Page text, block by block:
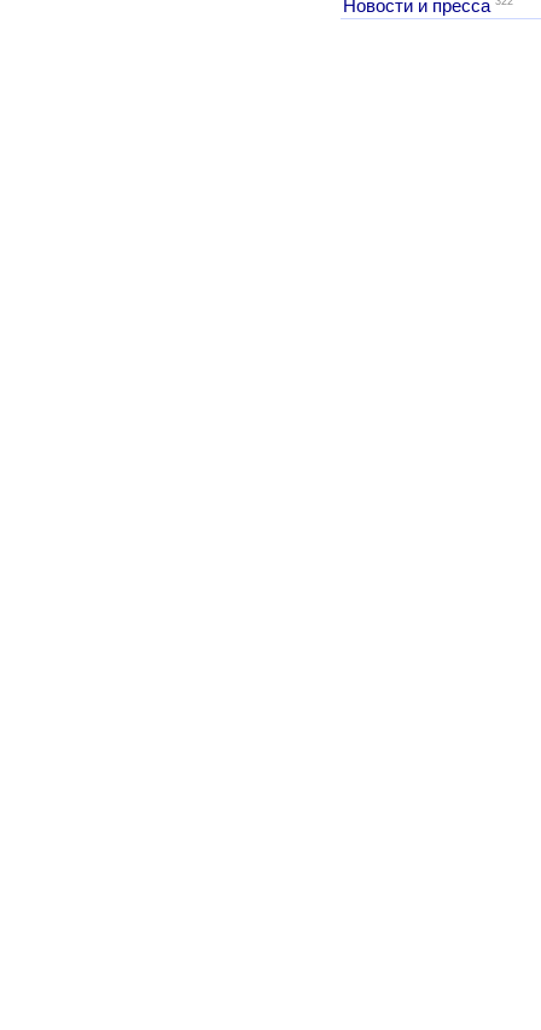
Новости и пресса